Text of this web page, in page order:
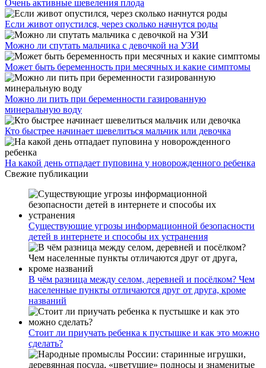
Очень активные шевеления плода
Если живот опустился, через сколько начнутся роды
Можно ли спутать мальчика с девочкой на УЗИ
Может быть беременность при месячных и какие симптомы
Можно ли пить при беременности газированную
минеральную воду
Кто быстрее начинает шевелиться мальчик или девочка
На какой день отпадает пуповина у новорожденного ребенка
Свежие публикации
Существующие угрозы информационной безопасности
детей в интернете и способы их устранения
В чём разница между селом, деревней и посёлком? Чем
населенные пункты отличаются друг от друга, кроме
названий
Стоит ли приучать ребенка к пустышке и как это можно
сделать?